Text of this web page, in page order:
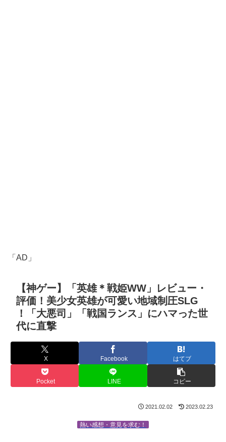
「AD」
【神ゲー】「英雄＊戦姫WW」レビュー・
評価！美少女英雄が可愛い地域制圧SLG
！「大悪司」「戦国ランス」にハマった世
代に直撃
X Facebook はてブ
Pocket LINE コピー
2021.02.02 2023.02.23
熱い感想・意見を求む！